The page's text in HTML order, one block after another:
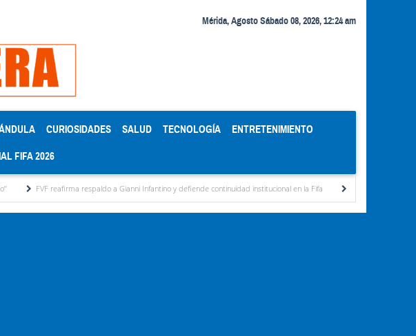
Mérida, Agosto Sábado 08, 2026, 12:24 am
CURIOSIDADES SALUD TECNOLOGÍA ENTRETENIMIENTO
FIFA 2026
respaldo a Gianni Infantino y defiende continuidad institucional en la Fifa Organismos públicos recortan